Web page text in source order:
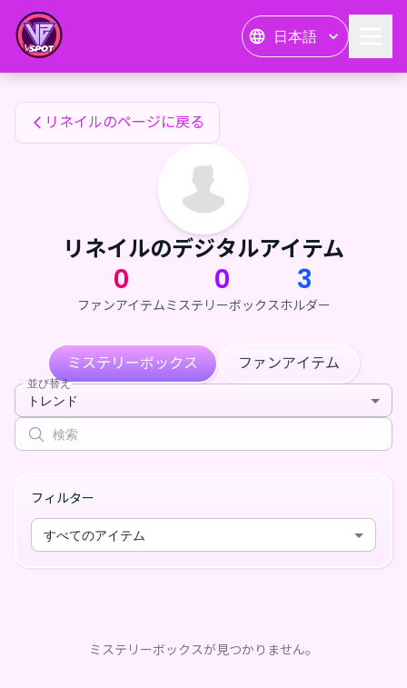
日本語
リネイルのファンアイテム
リネイルのページに戻る
リネイルのデジタルアイテム
0
ファンアイテム
0
ミステリーボックス
3
ホルダー
ミステリーボックス ファンアイテム
並び替え
トレンド
フィルター
すべてのアイテム
ミステリーボックスが見つかりません。
リネイルのファンアイテム — 24karat